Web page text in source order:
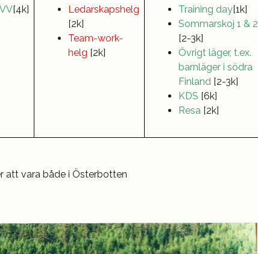
[4k]
Ledarskapshelg
[2k]
Team-work-
helg [2k]
Training day[1k]
Sommarskoj 1 & 2
[2-3k]
Övrigt läger, t.ex.
barnläger i södra
Finland [2-3k]
KDS [6k]
Resa [2k]
att vara både i Österbotten